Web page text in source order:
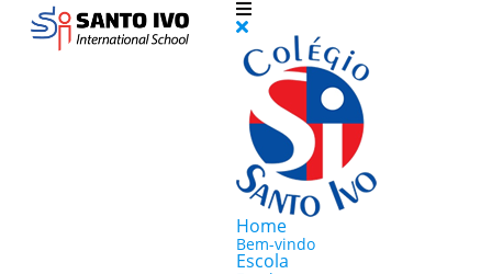
Home
Bem-vindo
Escola